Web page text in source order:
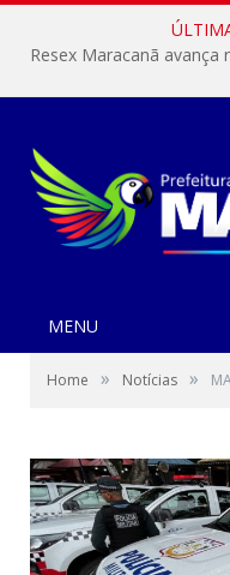
MENU
Home » Notícias »